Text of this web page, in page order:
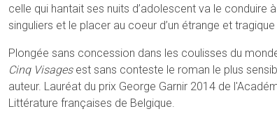
celle qui hantait ses nuits d’adolescent va le conduire
singuliers et le placer au coeur d’un étrange et
Plongée sans concession dans les coulisses du
Cinq Visages est sans conteste le roman le plus
auteur. Lauréat du prix George Garnir 2014 de
Littérature françaises de Belgique.